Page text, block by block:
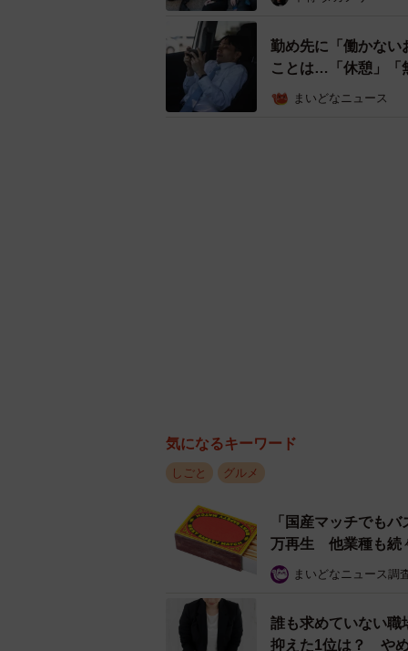
勤め先に「働かな
ことは…「休憩」「
まいどなニュース
気になるキーワード
しごと グルメ
「国産マッチでも
万再生 他業種も続
まいどなニュース調
誰も求めていない職
抑えた1位は？ や